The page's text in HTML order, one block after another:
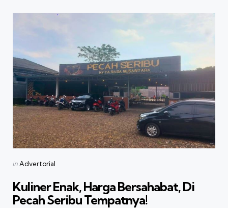
Categories
Posted
inAdvertorial
Kuliner Enak, Harga Bersahabat, Di
Pecah Seribu Tempatnya!